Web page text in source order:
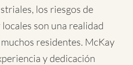
los riesgos de
son una realidad
residentes. McKay
y dedicación